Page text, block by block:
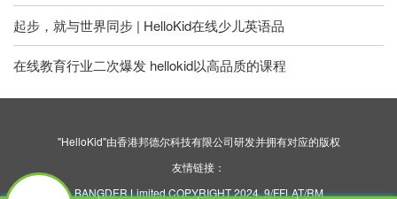
起步，就与世界同步 | HelloKid在线少儿英语品
在线教育行业二次爆发 hellokid以高品质的课程
"HelloKid"由香港邦德尔科技有限公司研发并拥有对应的版权
友情链接：
BANGDER Limited COPYRIGHT 2024. 9/FFLAT/RM